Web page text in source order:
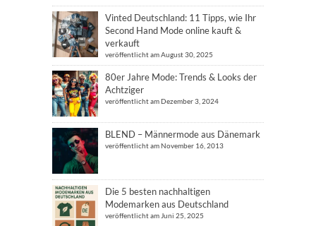
Vinted Deutschland: 11 Tipps, wie Ihr
Second Hand Mode online kauft &
verkauft
veröffentlicht am August 30, 2025
80er Jahre Mode: Trends & Looks der
Achtziger
veröffentlicht am Dezember 3, 2024
BLEND – Männermode aus Dänemark
veröffentlicht am November 16, 2013
Die 5 besten nachhaltigen
Modemarken aus Deutschland
veröffentlicht am Juni 25, 2025